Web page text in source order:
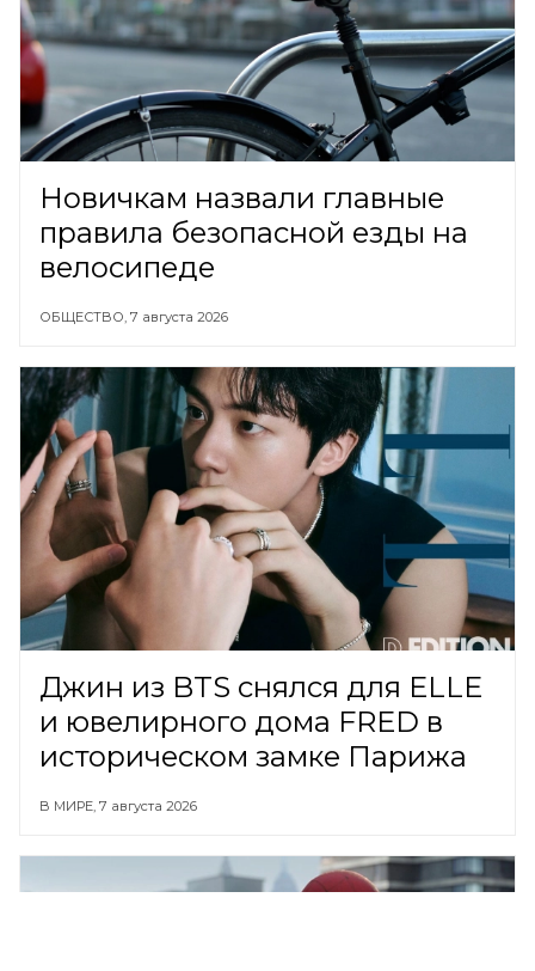
Новичкам назвали главные
правила безопасной езды на
велосипеде
ОБЩЕСТВО, 7 августа 2026
Джин из BTS снялся для ELLE
и ювелирного дома FRED в
историческом замке Парижа
В МИРЕ, 7 августа 2026